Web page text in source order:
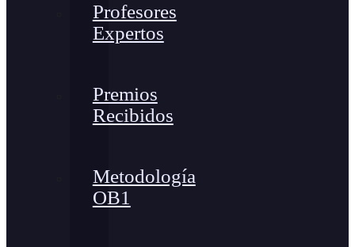
Profesores
Expertos
Premios
Recibidos
Metodología
OB1